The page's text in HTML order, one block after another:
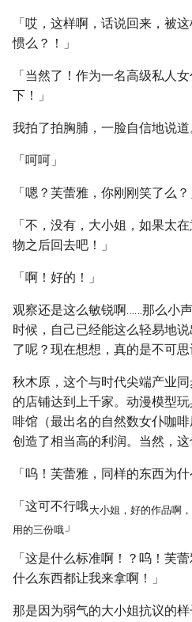
「哎，这样啊，话说回来，被
惯么？！」
「当然了！作为一名高级私人
下！」
我拍了拍胸脯，一脸自信地说道
「呵呵」
「嗯？芙蕾雅，你刚刚笑了么？
「不，没有，大小姐，如果太
物之后回去吧！」
「啊！好的！」
观察还是这么敏锐啊……那么小
时候，自己已经能这么轻易地
了呢？现在想想，真的是不可
秋木原，这个与时代尖端产业
的店铺达到上千家。动漫模型
啡馆（最出名的自然数女仆咖
创造了相当高的利润。当然，这
「呜！芙蕾雅，同样的东西为
「这可不行哦大小姐，好的作品啊
用的三份哦 」
「这是什么标准啊！？呜！芙
什么东西都让我来拿啊！」
那是因为弱气的大小姐抗议的